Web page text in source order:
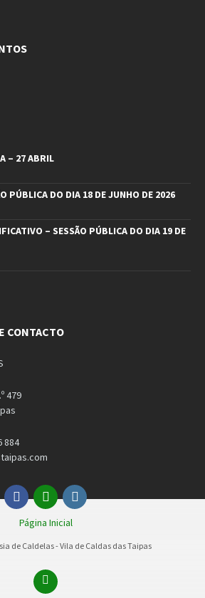
– 27 ABRIL
PÚBLICA DO DIA 18 DE JUNHO DE 2026
– SESSÃO PÚBLICA DO DIA 19 DE
CONTACTO
479
884
Facebook
EmailInstagram
Página Inicial
de Caldelas - Vila de Caldas das Taipas